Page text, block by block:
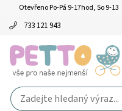
Otevřeno Po-Pá 9-17hod, So 9-13
733 121 943